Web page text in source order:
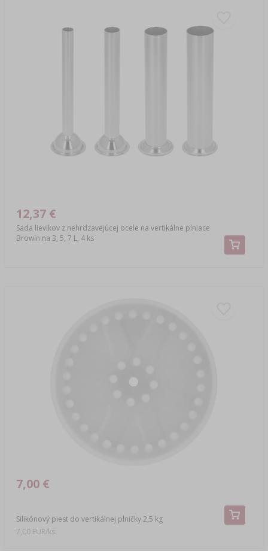
Sada lievikov z nehrdzavejúcej ocele na vertikálne plniace
Browin na 3, 5, 7 L, 4 ks
12,37 €
Silikónový piest do vertikálnej plničky 2,5 kg
7,00 €
7,00 EUR/ks.